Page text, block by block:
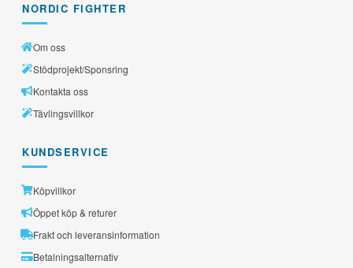
NORDIC FIGHTER
Om oss
Stödprojekt/Sponsring
Kontakta oss
Tävlingsvillkor
KUNDSERVICE
Köpvillkor
Öppet köp & returer
Frakt och leveransinformation
Betalningsalternativ